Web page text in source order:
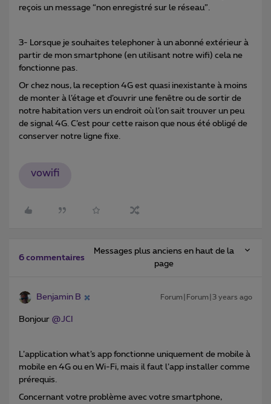
reçois un message “non enregistré sur le réseau”.
3- Lorsque je souhaites telephoner à un abonné extérieur à
partir de mon smartphone (en utilisant notre wifi) cela ne
fonctionne pas.
Or chez nous, la reception 4G est quasi inexistante à moins
de monter à l’étage et d’ouvrir une fenêtre ou de sortir de
notre habitation vers un endroit où l’on sait trouver un peu
de signal 4G. C’est pour cette raison que nous été obligé de
conserver notre ligne fixe.
vowifi
6 commentaires
Messages plus anciens en haut de la
page
Benjamin B Forum|Forum|3 years ago
Bonjour @JCI
L’application what’s app fonctionne uniquement de mobile à
mobile en 4G ou en Wi-Fi, mais il faut l’app installer comme
prérequis.
Concernant votre problème avec votre smartphone,